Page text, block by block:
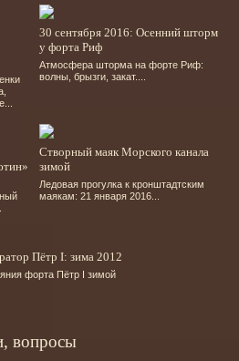
30 сентября 2016: Осенний шторм
у форта Риф
Атмосфера шторма на форте Риф:
волны, брызги, закат....
Створный маяк Морского канала
зимой
Ледовая прогулка к кронштадтским
маякам: 21 января 2016...
Пётр I: зима 2012
форта Пётр I зимой
вопросы